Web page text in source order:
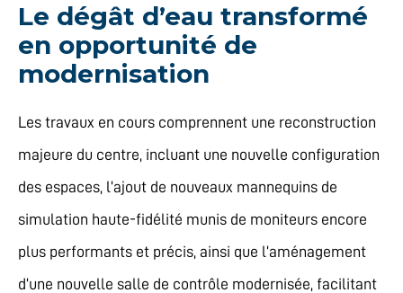
Le dégât d’eau transformé
en opportunité de
modernisation
Les travaux en cours comprennent une reconstruction
majeure du centre, incluant une nouvelle configuration
des espaces, l’ajout de nouveaux mannequins de
simulation haute-fidélité munis de moniteurs encore
plus performants et précis, ainsi que l’aménagement
d’une nouvelle salle de contrôle modernisée, facilitant